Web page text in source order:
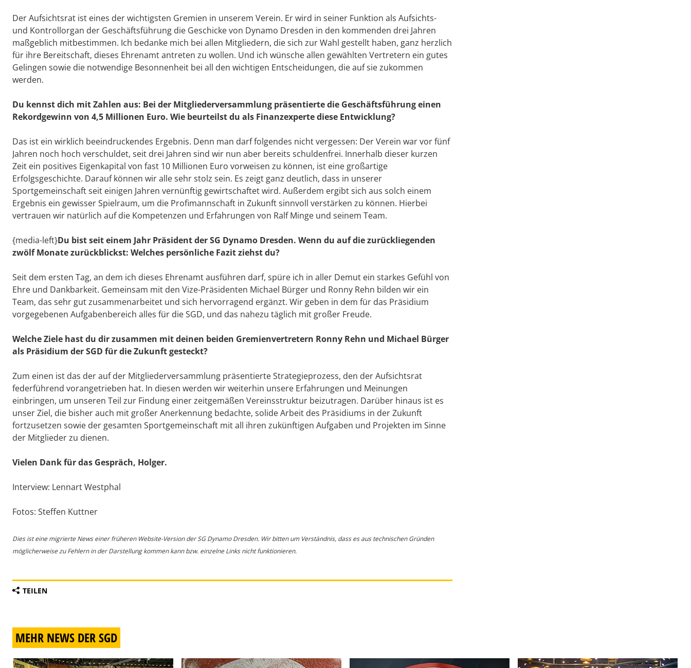
Der Aufsichtsrat ist eines der wichtigsten Gremien in unserem Verein. Er wird in seiner Funktion als Aufsichts-
und Kontrollorgan der Geschäftsführung die Geschicke von Dynamo Dresden in den kommenden drei Jahren
maßgeblich mitbestimmen. Ich bedanke mich bei allen Mitgliedern, die sich zur Wahl gestellt haben, ganz herzlich
für ihre Bereitschaft, dieses Ehrenamt antreten zu wollen. Und ich wünsche allen gewählten Vertretern ein gutes
Gelingen sowie die notwendige Besonnenheit bei all den wichtigen Entscheidungen, die auf sie zukommen
werden.
Du kennst dich mit Zahlen aus: Bei der Mitgliederversammlung präsentierte die Geschäftsführung einen
Rekordgewinn von 4,5 Millionen Euro. Wie beurteilst du als Finanzexperte diese Entwicklung?
Das ist ein wirklich beeindruckendes Ergebnis. Denn man darf folgendes nicht vergessen: Der Verein war vor fünf
Jahren noch hoch verschuldet, seit drei Jahren sind wir nun aber bereits schuldenfrei. Innerhalb dieser kurzen
Zeit ein positives Eigenkapital von fast 10 Millionen Euro vorweisen zu können, ist eine großartige
Erfolgsgeschichte. Darauf können wir alle sehr stolz sein. Es zeigt ganz deutlich, dass in unserer
Sportgemeinschaft seit einigen Jahren vernünftig gewirtschaftet wird. Außerdem ergibt sich aus solch einem
Ergebnis ein gewisser Spielraum, um die Profimannschaft in Zukunft sinnvoll verstärken zu können. Hierbei
vertrauen wir natürlich auf die Kompetenzen und Erfahrungen von Ralf Minge und seinem Team.
{media-left}Du bist seit einem Jahr Präsident der SG Dynamo Dresden. Wenn du auf die zurückliegenden
zwölf Monate zurückblickst: Welches persönliche Fazit ziehst du?
Seit dem ersten Tag, an dem ich dieses Ehrenamt ausführen darf, spüre ich in aller Demut ein starkes Gefühl von
Ehre und Dankbarkeit. Gemeinsam mit den Vize-Präsidenten Michael Bürger und Ronny Rehn bilden wir ein
Team, das sehr gut zusammenarbeitet und sich hervorragend ergänzt. Wir geben in dem für das Präsidium
vorgegebenen Aufgabenbereich alles für die SGD, und das nahezu täglich mit großer Freude.
Welche Ziele hast du dir zusammen mit deinen beiden Gremienvertretern Ronny Rehn und Michael Bürger
als Präsidium der SGD für die Zukunft gesteckt?
Zum einen ist das der auf der Mitgliederversammlung präsentierte Strategieprozess, den der Aufsichtsrat
federführend vorangetrieben hat. In diesen werden wir weiterhin unsere Erfahrungen und Meinungen
einbringen, um unseren Teil zur Findung einer zeitgemäßen Vereinsstruktur beizutragen. Darüber hinaus ist es
unser Ziel, die bisher auch mit großer Anerkennung bedachte, solide Arbeit des Präsidiums in der Zukunft
fortzusetzen sowie der gesamten Sportgemeinschaft mit all ihren zukünftigen Aufgaben und Projekten im Sinne
der Mitglieder zu dienen.
Vielen Dank für das Gespräch, Holger.
Interview: Lennart Westphal
Fotos: Steffen Kuttner
Dies ist eine migrierte News einer früheren Website-Version der SG Dynamo Dresden. Wir bitten um Verständnis, dass es aus technischen Gründen
möglicherweise zu Fehlern in der Darstellung kommen kann bzw. einzelne Links nicht funktionieren.
TEILEN
MEHR NEWS DER SGD